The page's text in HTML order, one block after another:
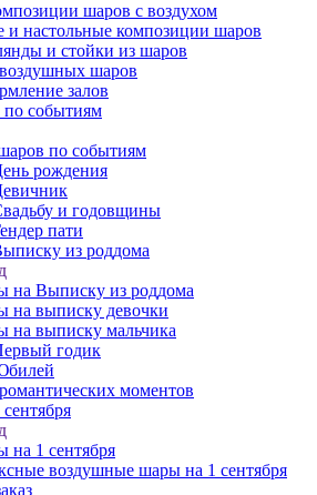
шаров с воздухом
и настольные композиции шаров
и стойки из шаров
шаров
залов
событиям
по событиям
рождения
и годовщины
пати
из роддома
на Выписку из роддома
на выписку девочки
на выписку мальчика
годик
моментов
на 1 сентября
воздушные шары на 1 сентября